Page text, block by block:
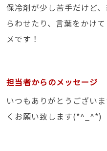
保冷剤が少し苦手だけど
らわせたり、言葉をかけ
メです！
担当者からのメッセージ
いつもありがとうござい
くお願い致します(*^_^*)